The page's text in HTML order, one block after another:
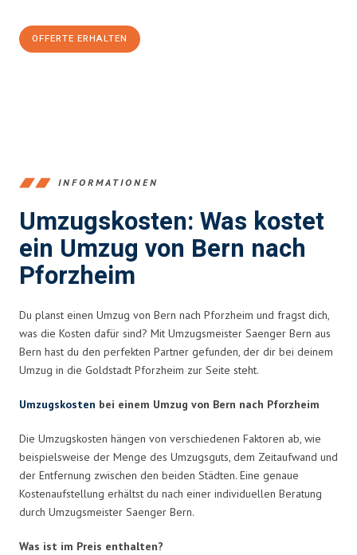
OFFERTE ERHALTEN
INFORMATIONEN
Umzugskosten: Was kostet
ein Umzug von Bern nach
Pforzheim
Du planst einen Umzug von Bern nach Pforzheim und fragst dich,
was die Kosten dafür sind? Mit Umzugsmeister Saenger Bern aus
Bern hast du den perfekten Partner gefunden, der dir bei deinem
Umzug in die Goldstadt Pforzheim zur Seite steht.
Umzugskosten bei einem Umzug von Bern nach Pforzheim
Die Umzugskosten hängen von verschiedenen Faktoren ab, wie
beispielsweise der Menge des Umzugsguts, dem Zeitaufwand und
der Entfernung zwischen den beiden Städten. Eine genaue
Kostenaufstellung erhältst du nach einer individuellen Beratung
durch Umzugsmeister Saenger Bern.
Was ist im Preis enthalten?